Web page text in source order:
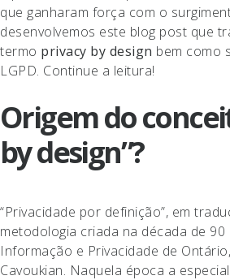
que ganharam força com o
desenvolvemos este blog post que
termo privacy by design bem como
LGPD. Continue a leitura!
Origem do
by design”?
“Privacidade por definição”, em
metodologia criada na década de 90
Informação e Privacidade de
Cavoukian. Naquela época a